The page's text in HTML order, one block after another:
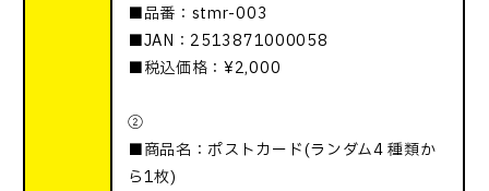
■品番：stmr-003
■JAN：2513871000058
■税込価格：¥2,000
②
■商品名：ポストカード(ランダム4 種類か
ら1枚)